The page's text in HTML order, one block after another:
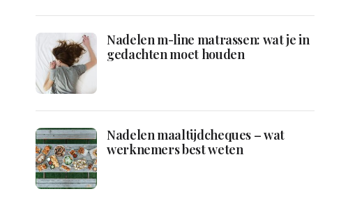
Nadelen m-line matrassen: wat je in
gedachten moet houden
Nadelen maaltijdcheques – wat
werknemers best weten